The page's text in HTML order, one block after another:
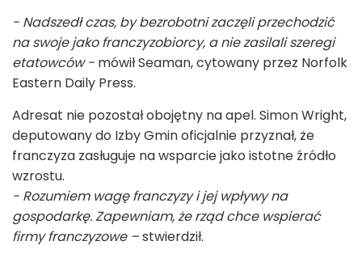
- Nadszedł czas, by bezrobotni zaczęli przechodzić
na swoje jako franczyzobiorcy, a nie zasilali szeregi
etatowców - mówił Seaman, cytowany przez Norfolk
Eastern Daily Press.
Adresat nie pozostał obojętny na apel. Simon Wright,
deputowany do Izby Gmin oficjalnie przyznał, że
franczyza zasługuje na wsparcie jako istotne źródło
wzrostu.
- Rozumiem wagę franczyzy i jej wpływy na
gospodarkę. Zapewniam, że rząd chce wspierać
firmy franczyzowe –stwierdził.